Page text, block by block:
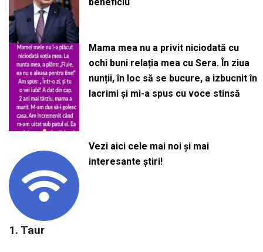
Mama mea nu a privit niciodată cu
ochi buni relația mea cu Sera. În ziua
nunții, în loc să se bucure, a izbucnit în
lacrimi și mi-a spus cu voce stinsă
Vezi aici cele mai noi și mai
interesante știri!
1. Taur